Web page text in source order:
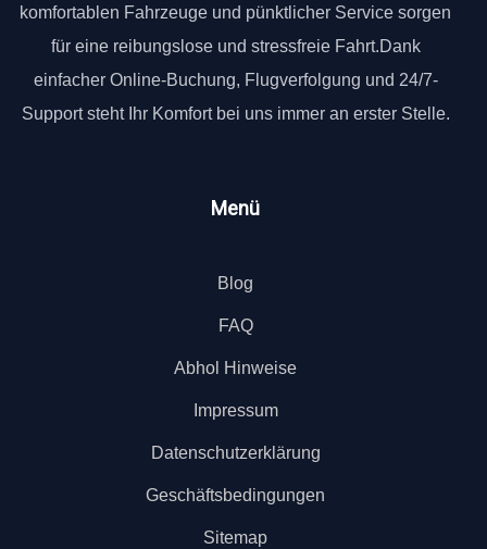
komfortablen Fahrzeuge und pünktlicher Service sorgen
für eine reibungslose und stressfreie Fahrt.Dank
einfacher Online-Buchung, Flugverfolgung und 24/7-
Support steht Ihr Komfort bei uns immer an erster Stelle.
Menü
Blog
FAQ
Abhol Hinweise
Impressum
Datenschutzerklärung
Geschäftsbedingungen
Sitemap